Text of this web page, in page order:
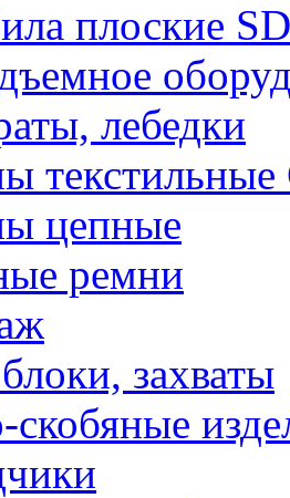
плоские
лебедки
цепные
ремни
захваты